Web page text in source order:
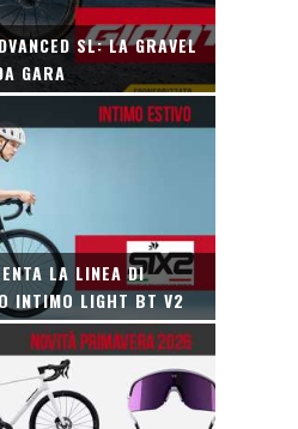
SL: LA GRAVEL
GARA
LA LINEA DI
INTIMO LIGHT BT V2